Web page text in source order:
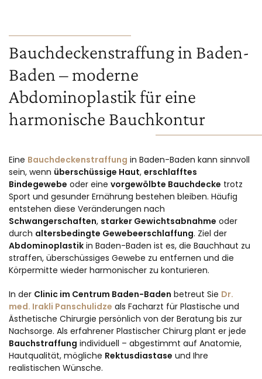
Bauchdeckenstraffung in Baden-
Baden – moderne
Abdominoplastik für eine
harmonische Bauchkontur
Eine Bauchdeckenstraffung in Baden-Baden kann sinnvoll
sein, wenn überschüssige Haut, erschlafftes
Bindegewebe oder eine vorgewölbte Bauchdecke trotz
Sport und gesunder Ernährung bestehen bleiben. Häufig
entstehen diese Veränderungen nach
Schwangerschaften, starker Gewichtsabnahme oder
durch altersbedingte Gewebeerschlaffung. Ziel der
Abdominoplastik in Baden-Baden ist es, die Bauchhaut zu
straffen, überschüssiges Gewebe zu entfernen und die
Körpermitte wieder harmonischer zu konturieren.
In der Clinic im Centrum Baden-Baden betreut Sie Dr.
med. Irakli Panschulidze als Facharzt für Plastische und
Ästhetische Chirurgie persönlich von der Beratung bis zur
Nachsorge. Als erfahrener Plastischer Chirurg plant er jede
Bauchstraffung individuell – abgestimmt auf Anatomie,
Hautqualität, mögliche Rektusdiastase und Ihre
realistischen Wünsche.